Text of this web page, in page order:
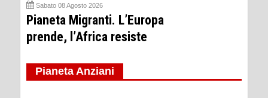
Sabato 08 Agosto 2026
Pianeta Migranti. L’Europa
prende, l’Africa resiste
Pianeta Anziani